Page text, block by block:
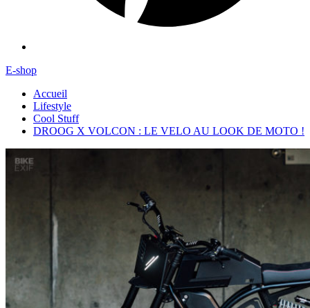
E-shop
Accueil
Lifestyle
Cool Stuff
DROOG X VOLCON : LE VELO AU LOOK DE MOTO !